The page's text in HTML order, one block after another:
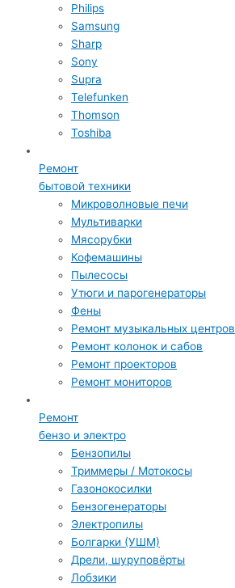
Philips
Samsung
Sharp
Sony
Supra
Telefunken
Thomson
Toshiba
Ремонт
бытовой техники
Микроволновые печи
Мультиварки
Мясорубки
Кофемашины
Пылесосы
Утюги и парогенераторы
Фены
Ремонт музыкальных центров
Ремонт колонок и сабов
Ремонт проекторов
Ремонт мониторов
Ремонт
бензо и электро
Бензопилы
Триммеры / Мотокосы
Газонокосилки
Бензогенераторы
Электропилы
Болгарки (УШМ)
Дрели, шуруповёрты
Лобзики